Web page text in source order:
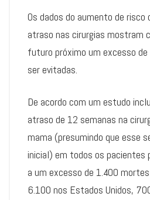
Os dados do aumento de risco
atraso nas cirurgias mostram
futuro próximo um excesso
ser evitadas.
De acordo com um estudo
atraso de 12 semanas na
mama (presumindo que esse
inicial) em todos os pacientes
a um excesso de 1.400 mortes
6.100 nos Estados Unidos,